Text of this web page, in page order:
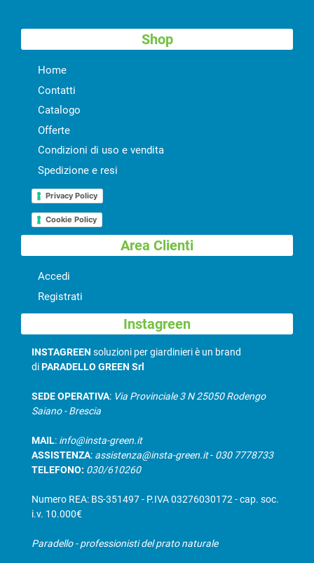
Shop
Home
Contatti
Catalogo
Offerte
Condizioni di uso e vendita
Spedizione e resi
Privacy Policy
Cookie Policy
Area Clienti
Accedi
Registrati
Instagreen
INSTAGREEN soluzioni per giardinieri è un brand
diPARADELLO GREEN Srl
SEDE OPERATIVA: Via Provinciale 3 N 25050 Rodengo
Saiano - Brescia
MAIL: info@insta-green.it
ASSISTENZA: assistenza@insta-green.it- 030 7778733
TELEFONO: 030/610260
Numero REA: BS-351497 - P.IVA 03276030172 - cap. soc.
i.v. 10.000€
Paradello - professionisti del prato naturale